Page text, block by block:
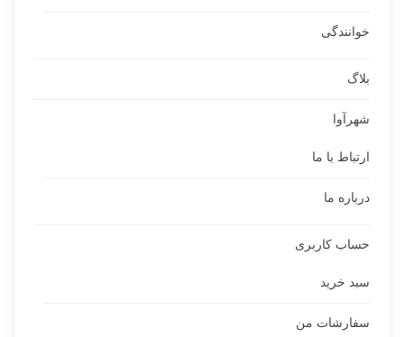
خوانندگی
بلاگ
شهرآوا
ارتباط با ما
درباره ما
حساب کاربری
سبد خرید
سفارشات من